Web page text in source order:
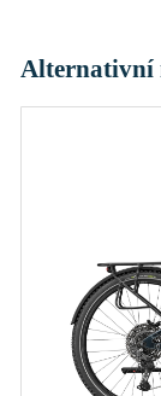
Alternativní